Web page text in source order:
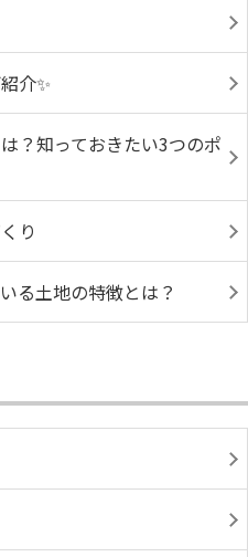
介✨
？知っておきたい3つのポ
り
る土地の特徴とは？